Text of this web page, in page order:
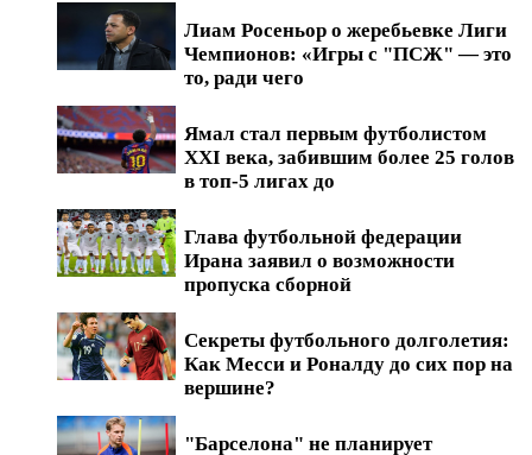
Лиам Росеньор о жеребьевке Лиги
Чемпионов: «Игры с "ПСЖ" — это
то, ради чего
Ямал стал первым футболистом
XXI века, забившим более 25 голов
в топ-5 лигах до
Глава футбольной федерации
Ирана заявил о возможности
пропуска сборной
Секреты футбольного долголетия:
Как Месси и Роналду до сих пор на
вершине?
"Барселона" не планирует